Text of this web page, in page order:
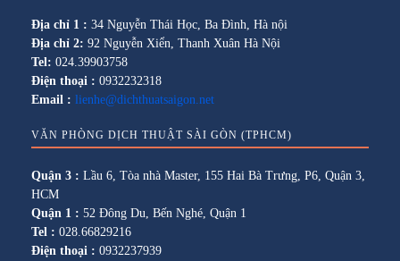
Địa chỉ 1 : 34 Nguyễn Thái Học, Ba Đình, Hà nội
Địa chỉ 2: 92 Nguyễn Xiển, Thanh Xuân Hà Nội
Tel: 024.39903758
Điện thoại : 0932232318
Email : lienhe@dichthuatsaigon.net
VĂN PHÒNG DỊCH THUẬT SÀI GÒN (TPHCM)
Quận 3 : Lầu 6, Tòa nhà Master, 155 Hai Bà Trưng, P6, Quận 3,
HCM
Quận 1 : 52 Đông Du, Bến Nghé, Quận 1
Tel : 028.66829216
Điện thoại : 0932237939